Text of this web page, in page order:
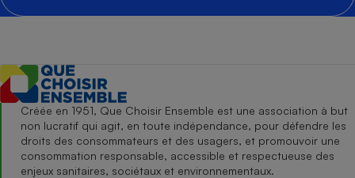
Créée en 1951, Que Choisir Ensemble est une association à but
non lucratif qui agit, en toute indépendance, pour défendre les
droits des consommateurs et des usagers, et promouvoir une
consommation responsable, accessible et respectueuse des
enjeux sanitaires, sociétaux et environnementaux.